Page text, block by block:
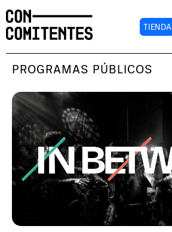
TIENDA
PROGRAMAS PÚBLICOS